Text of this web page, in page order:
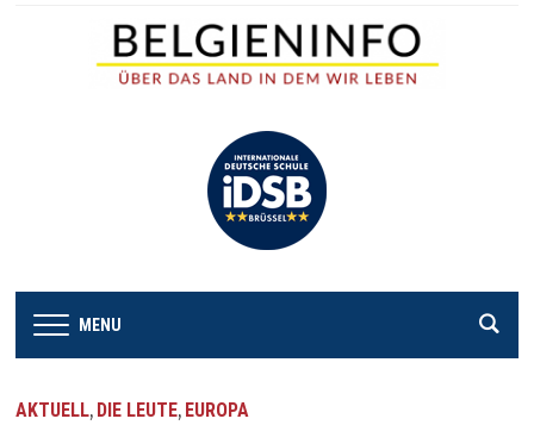
MENU
AKTUELL, DIE LEUTE, EUROPA